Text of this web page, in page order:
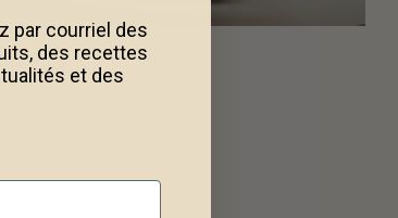
par courriel des
des recettes
et des